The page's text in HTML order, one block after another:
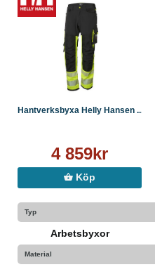
Hantverksbyxa Helly Hansen ...
4 859kr
Köp
Typ
Arbetsbyxor
Material